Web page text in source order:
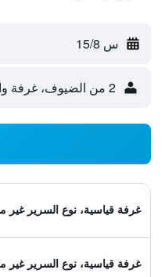
س 15/8
2 من الضيوف، غرفة واحدة
غرفة قياسية، نوع السرير
غرفة قياسية، نوع السرير